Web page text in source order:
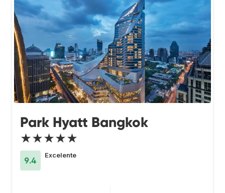
Park Hyatt Bangkok
★★★★★
9.4
Excelente